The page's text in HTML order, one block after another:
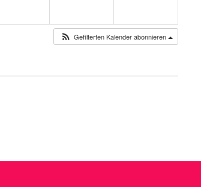
Gefilterten Kalender abonnieren